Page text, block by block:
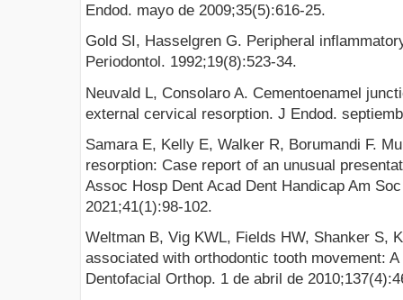
Endod. mayo de 2009;35(5):616-25.
Gold SI, Hasselgren G. Peripheral
Periodontol. 1992;19(8):523-34.
Neuvald L, Consolaro A. Cementoenamel
external cervical resorption. J Endod.
Samara E, Kelly E, Walker R, Borumandi F.
resorption: Case report of an unusual
Assoc Hosp Dent Acad Dent Handicap Am
2021;41(1):98-102.
Weltman B, Vig KWL, Fields HW, Shanker S,
associated with orthodontic tooth movement:
Dentofacial Orthop. 1 de abril de